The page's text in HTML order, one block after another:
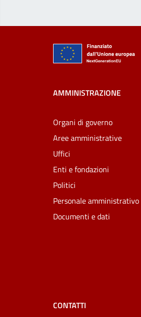
AMMINISTRAZIONE
Organi di governo
Aree amministrative
Uffici
Enti e fondazioni
Politici
Personale amministrativo
Documenti e dati
CONTATTI